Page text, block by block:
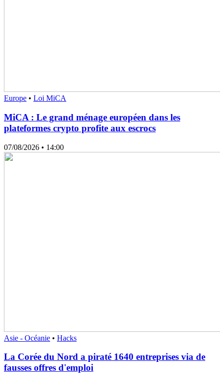
Europe • Loi MiCA
MiCA : Le grand ménage européen dans les
plateformes crypto profite aux escrocs
07/08/2026 • 14:00
Asie - Océanie • Hacks
La Corée du Nord a piraté 1640 entreprises via de
fausses offres d'emploi